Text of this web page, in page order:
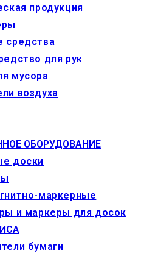
продукция
средства
для рук
мусора
воздуха
ОБОРУДОВАНИЕ
доски
маркерные
и маркеры для досок
бумаги